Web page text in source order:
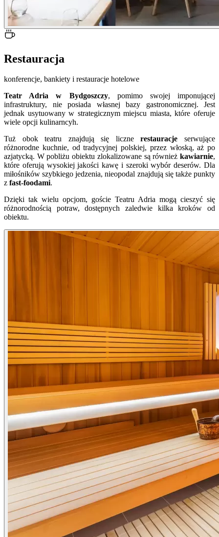
Restauracja
konferencje, bankiety i restauracje hotelowe
Teatr Adria w Bydgoszczy, pomimo swojej imponującej
infrastruktury, nie posiada własnej bazy gastronomicznej. Jest
jednak usytuowany w strategicznym miejscu miasta, które oferuje
wiele opcji kulinarncyh.
Tuż obok teatru znajdują się licznerestauracje serwujące
różnorodne kuchnie, od tradycyjnej polskiej, przez włoską, aż po
azjatycką. W pobliżu obiektu zlokalizowane są również kawiarnie,
które oferują wysokiej jakości kawę i szeroki wybór deserów. Dla
miłośników szybkiego jedzenia, nieopodal znajdują się także punkty
z fast-foodami.
Dzięki tak wielu opcjom, goście Teatru Adria mogą cieszyć się
różnorodnością potraw, dostępnych zaledwie kilka kroków od
obiektu.